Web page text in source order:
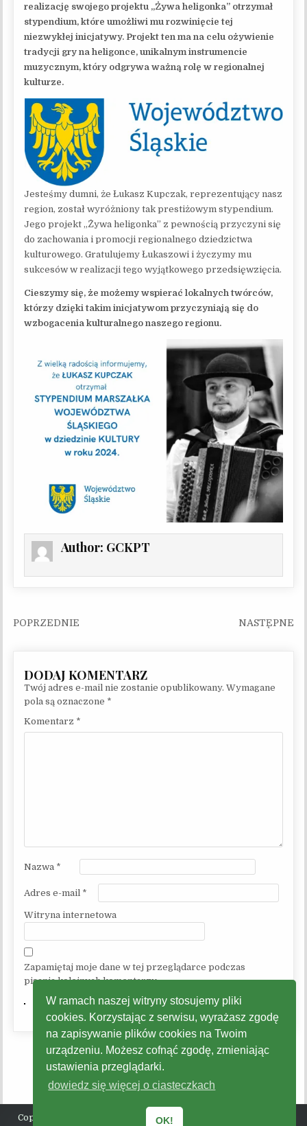
realizację swojego projektu „Żywa heligonka” otrzymał
stypendium, które umożliwi mu rozwinięcie tej
niezwykłej inicjatywy. Projekt ten ma na celu ożywienie
tradycji gry na heligonce, unikalnym instrumencie
muzycznym, który odgrywa ważną rolę w regionalnej
kulturze.
Jesteśmy dumni, że Łukasz Kupczak, reprezentujący nasz
region, został wyróżniony tak prestiżowym stypendium.
Jego projekt „Żywa heligonka” z pewnością przyczyni się
do zachowania i promocji regionalnego dziedzictwa
kulturowego. Gratulujemy Łukaszowi i życzymy mu
sukcesów w realizacji tego wyjątkowego przedsięwzięcia.
Cieszymy się, że możemy wspierać lokalnych twórców,
którzy dzięki takim inicjatywom przyczyniają się do
wzbogacenia kulturalnego naszego regionu.
Author: GCKPT
Nawigacja wpisu
Twój adres e-mail nie zostanie opublikowany. Wymagane
pola są oznaczone *
Komentarz *
Nazwa *
Adres e-mail *
Witryna internetowa
Zapamiętaj moje dane w tej przeglądarce podczas
pisania kolejnych komentarzy.
Copyright © 2026 Gminne Centrum Kultury, Promocji, Turystyki
W ramach naszej witryny stosujemy pliki
cookies. Korzystając z serwisu, wyrażasz zgodę
na zapisywanie plików cookies na Twoim
urządzeniu. Możesz cofnąć zgodę, zmieniając
ustawienia przeglądarki.
dowiedz się więcej o ciasteczkach
OK!